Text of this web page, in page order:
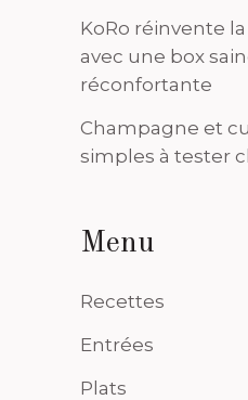
KoRo réinvente
avec une box
réconfortante
Champagne et
simples à tester
Menu
Recettes
Entrées
Plats